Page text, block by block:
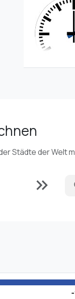
Städte der Welt
keyboard_double_arrow_right